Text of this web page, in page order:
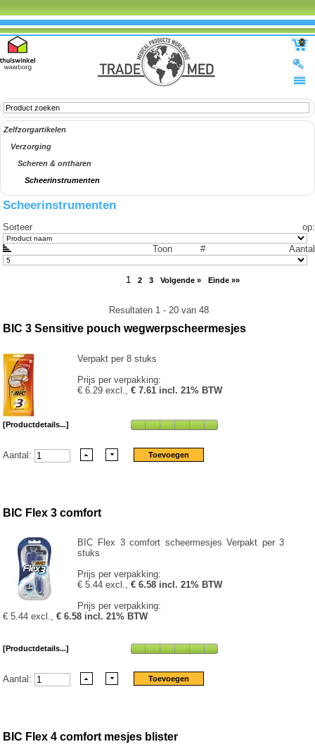
0
Zelfzorgartikelen
Verzorging
Scheren & ontharen
Scheerinstrumenten
Scheerinstrumenten
Sorteer op:
Toon # Aantal
1 2 3 Volgende » Einde »»
Resultaten 1 - 20 van 48
BIC 3 Sensitive pouch wegwerpscheermesjes
Verpakt per 8 stuks
Prijs per verpakking:
€ 6.29 excl.,€ 7.61 incl. 21% BTW
[Productdetails...]
Aantal:
BIC Flex 3 comfort
BIC Flex 3 comfort scheermesjes Verpakt per 3
stuks
Prijs per verpakking:
€ 5.44 excl.,€ 6.58 incl. 21% BTW
Prijs per verpakking:
€ 5.44 excl.,€ 6.58 incl. 21% BTW
[Productdetails...]
Aantal:
BIC Flex 4 comfort mesjes blister